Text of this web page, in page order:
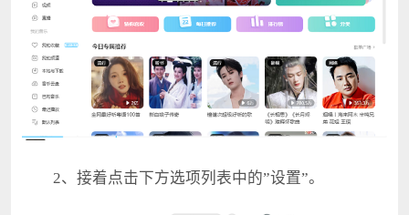
2、接着点击下方选项列表中的”设置”。